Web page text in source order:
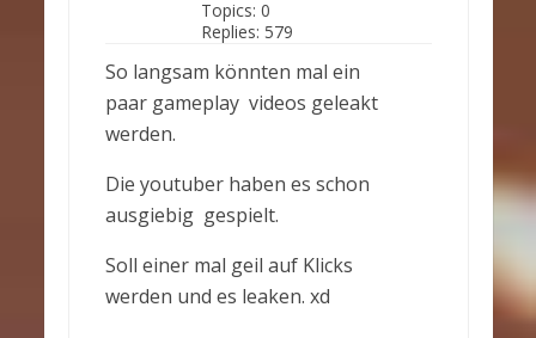
Topics: 0
Replies: 579
So langsam könnten mal ein
paar gameplay videos geleakt
werden.
Die youtuber haben es schon
ausgiebig gespielt.
Soll einer mal geil auf Klicks
werden und es leaken. xd